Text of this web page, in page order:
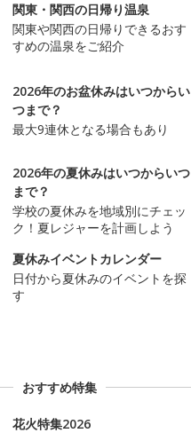
関東・関西の日帰り温泉
関東や関西の日帰りできるおす
すめの温泉をご紹介
2026年のお盆休みはいつからい
つまで？
最大9連休となる場合もあり
2026年の夏休みはいつからいつ
まで？
学校の夏休みを地域別にチェッ
ク！夏レジャーを計画しよう
夏休みイベントカレンダー
日付から夏休みのイベントを探
す
おすすめ特集
花火特集2026